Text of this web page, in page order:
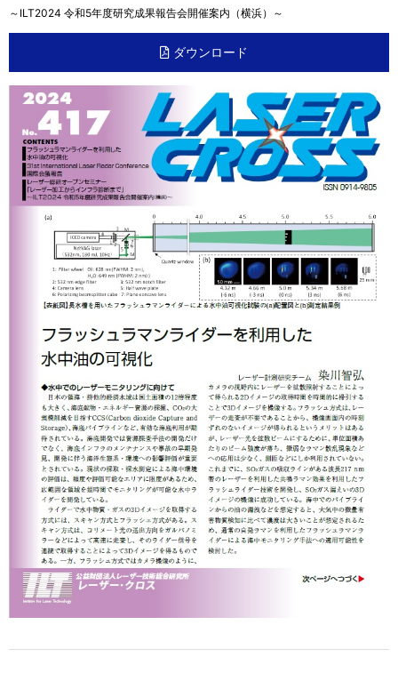
～ILT2024 令和5年度研究成果報告会開催案内（横浜）～
ダウンロード